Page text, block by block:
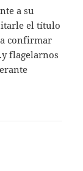
a su
el título
confirmar
flagelarnos